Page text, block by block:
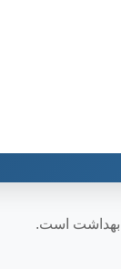
بهداشت است.